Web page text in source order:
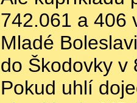
742.061 a 406
Mladé
do Škodovky v
Pokud uhlí